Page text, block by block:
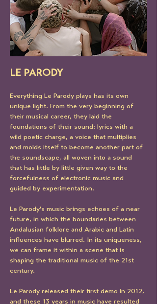
LE PARODY
Everything Le Parody plays has its own
unique light. From the very beginning of
their musical career, they laid the
foundations of their sound: lyrics with a
wild poetic charge, a voice that multiplies
and molds itself to become another part of
the soundscape, all woven into a sound
that has little by little given way to the
forcefulness of electronic music and
guided by experimentation.
Le Parody's music brings echoes of a near
future, in which the boundaries between
Andalusian folklore and Arabic and Latin
influences have blurred. In its uniqueness,
we can frame it within a scene that is
shaping the traditional music of the 21st
century.
Le Parody released their first demo in 2012,
and these 13 years in music have resulted